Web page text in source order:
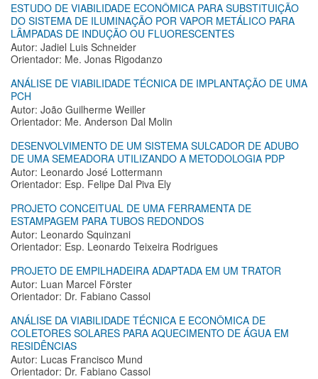
ESTUDO DE VIABILIDADE ECONÔMICA PARA SUBSTITUIÇÃO
DO SISTEMA DE ILUMINAÇÃO POR VAPOR METÁLICO PARA
LÂMPADAS DE INDUÇÃO OU FLUORESCENTES
Autor: Jadiel Luis Schneider
Orientador: Me. Jonas Rigodanzo
ANÁLISE DE VIABILIDADE TÉCNICA DE IMPLANTAÇÃO DE UMA
PCH
Autor: João Guilherme Weiller
Orientador: Me. Anderson Dal Molin
DESENVOLVIMENTO DE UM SISTEMA SULCADOR DE ADUBO
DE UMA SEMEADORA UTILIZANDO A METODOLOGIA PDP
Autor: Leonardo José Lottermann
Orientador: Esp. Felipe Dal Piva Ely
PROJETO CONCEITUAL DE UMA FERRAMENTA DE
ESTAMPAGEM PARA TUBOS REDONDOS
Autor: Leonardo Squinzani
Orientador: Esp. Leonardo Teixeira Rodrigues
PROJETO DE EMPILHADEIRA ADAPTADA EM UM TRATOR
Autor: Luan Marcel Förster
Orientador: Dr. Fabiano Cassol
ANÁLISE DA VIABILIDADE TÉCNICA E ECONÔMICA DE
COLETORES SOLARES PARA AQUECIMENTO DE ÁGUA EM
RESIDÊNCIAS
Autor: Lucas Francisco Mund
Orientador: Dr. Fabiano Cassol